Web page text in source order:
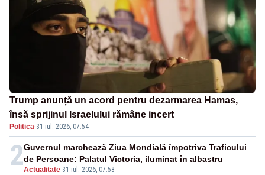
Trump anunță un acord pentru dezarmarea Hamas,
însă sprijinul Israelului rămâne incert
Politica·31 iul. 2026, 07:54
2Actualitate-31 iul. 2026, 07:58
Guvernul marchează Ziua Mondială împotriva Traficului
de Persoane: Palatul Victoria, iluminat în albastru